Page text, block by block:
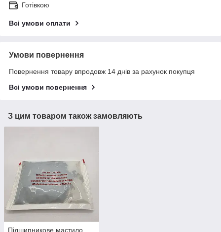
Готівкою
Всі умови оплати
Умови повернення
Повернення товару впродовж 14 днів за рахунок покупця
Всі умови повернення
З цим товаром також замовляють
Підшипникове мастило